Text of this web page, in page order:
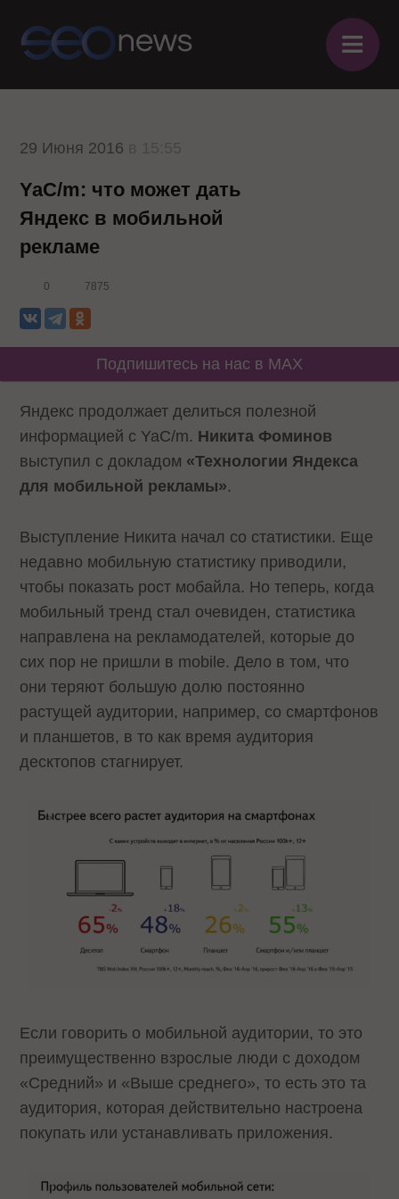
≡
29 Июня 2016
YaC/m: что может дать
Яндекс в мобильной
рекламе
0 7875
Подпишитесь на нас в MAX
Яндекс продолжает делиться полезной
информацией с YaC/m. Никита Фоминов
выступил с докладом «Технологии Яндекса
для мобильной рекламы».
Выступление Никита начал со статистики. Еще
недавно мобильную статистику приводили,
чтобы показать рост мобайла. Но теперь, когда
мобильный тренд стал очевиден, статистика
направлена на рекламодателей, которые до
сих пор не пришли в mobile. Дело в том, что
они теряют большую долю постоянно
растущей аудитории, например, со смартфонов
и планшетов, в то как время аудитория
десктопов стагнирует.
Если говорить о мобильной аудитории, то это
преимущественно взрослые люди с доходом
«Средний» и «Выше среднего», то есть это та
аудитория, которая действительно настроена
покупать или устанавливать приложения.